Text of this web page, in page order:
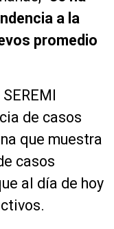
a la
promedio
de casos
que muestra
casos
al día de hoy